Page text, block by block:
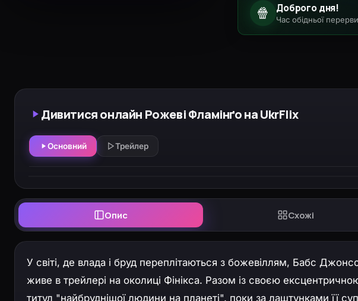
🍿 Доброго дня!
Час обідньої перерви
Дивитися онлайн Рожеві Фламінґо на UkrFlix
Основний Трейлер
Опис Схожі
У світі, де влада і бруд переплітаються з божевіллям, Бабс
живе в трейлері на околиці Фінікса. Разом із своєю
титул "найбруднішої людини на планеті", поки за лаштунками її